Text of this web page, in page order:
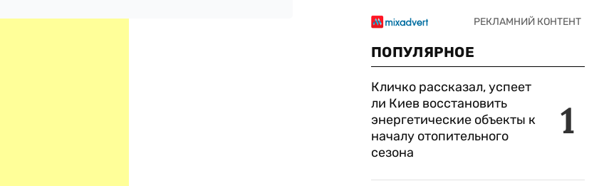
ПОПУЛЯРНОЕ
1
Кличко рассказал, успеет
ли Киев восстановить
энергетические объекты к
началу отопительного
сезона